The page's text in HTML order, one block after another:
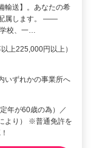
輸送】。あなたの希
属します。 ――
校、一…
上225,000円以上）
いずれかの事業所へ
年が60歳の為）／
より） ※普通免許を